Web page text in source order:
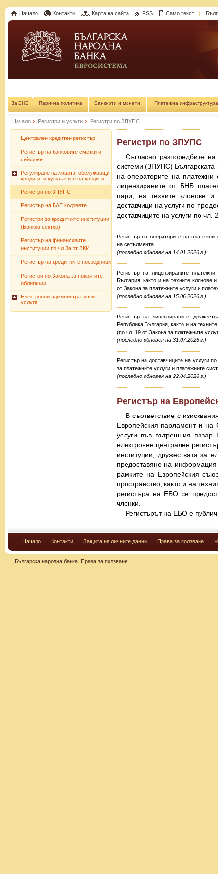
Начало Контакти Карта на сайта RSS Само текст
За БНБ Парична политика Банкноти и монети Платежна инфраструктура
Начало Регистри и услуги Регистри по ЗПУПС
Централен кредитен регистър
Регистър на банковите сметки и
сейфове
Регулиране на лицата, обслужващи
кредити, и купувачите на кредити
Регистри по ЗПУПС
Регистър на БАЕ кодовете
Регистри за кредитните институции
(Банков сектор)
Регистър на финансовите
институции по чл.3а от ЗКИ
Регистър на кредитните посредници
Регистри по Закона за покритите
облигации
Електронни административни
услуги
Регистри по ЗПУПС
Съгласно разпоредбите
системи (ЗПУПС) Българската
на операторите на платежни
лицензираните от БНБ
пари, на техните клонове и
доставчици на услуги по
доставчиците на услуги по
Регистър на операторите на платежни
на сетълмента
(последно обновен на 14.01.2026 г.)
Регистър на лицензираните
България, както и на техните клонове
от Закона за платежните услуги и
(последно обновен на 15.06.2026 г.)
Регистър на лицензираните
Република България, както и на
(по чл. 19 от Закона за платежните
(последно обновен на 31.07.2026 г.)
Регистър на доставчиците на услуги
за платежните услуги и платежните
(последно обновен на 22.04.2026 г.)
Регистър на
В съответствие с
Европейския парламент и на
услуги във вътрешния пазар
електронен централен
институции, дружествата за
предоставяне на
рамките на Европейския
пространство, както и на
регистъра на ЕБО се
членки.
Регистърът на ЕБО е
Начало Контакти Защита на личните данни Права за ползване
Българска народна банка. Права за ползване